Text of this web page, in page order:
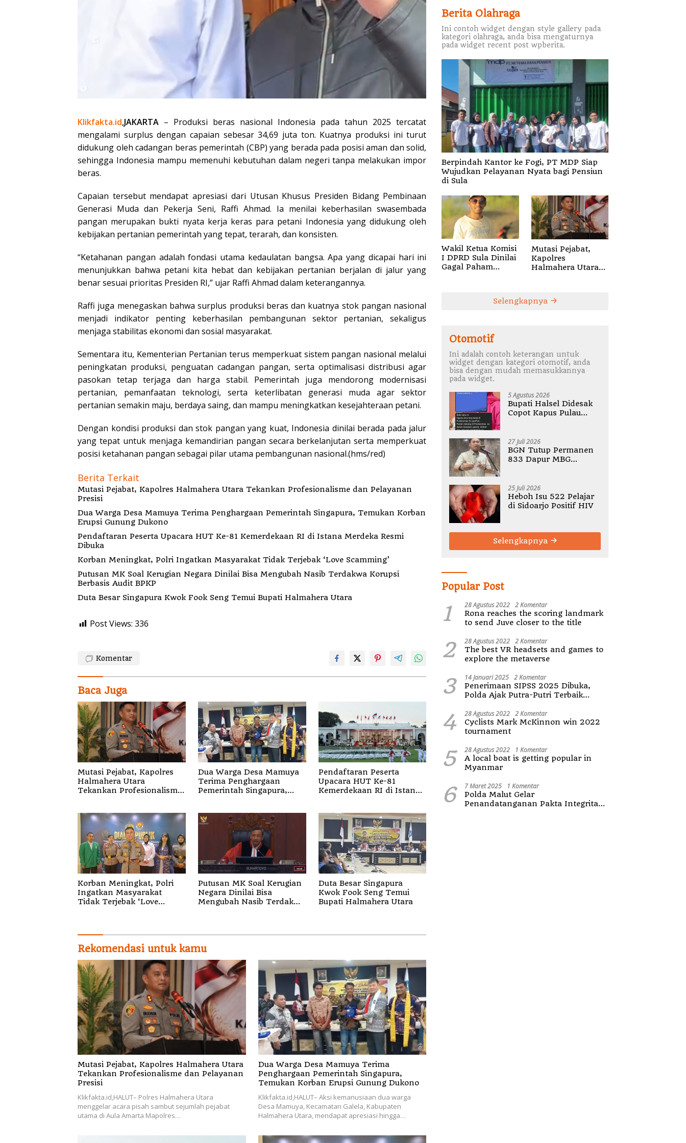
Klikfakta.id,JAKARTA – Produksi beras nasional Indonesia pada tahun 2025 tercatat
mengalami surplus dengan capaian sebesar 34,69 juta ton. Kuatnya produksi ini turut
didukung oleh cadangan beras pemerintah (CBP) yang berada pada posisi aman dan solid,
sehingga Indonesia mampu memenuhi kebutuhan dalam negeri tanpa melakukan impor
beras.
Capaian tersebut mendapat apresiasi dari Utusan Khusus Presiden Bidang Pembinaan
Generasi Muda dan Pekerja Seni, Raffi Ahmad. Ia menilai keberhasilan swasembada
pangan merupakan bukti nyata kerja keras para petani Indonesia yang didukung oleh
kebijakan pertanian pemerintah yang tepat, terarah, dan konsisten.
“Ketahanan pangan adalah fondasi utama kedaulatan bangsa. Apa yang dicapai hari ini
menunjukkan bahwa petani kita hebat dan kebijakan pertanian berjalan di jalur yang
benar sesuai prioritas Presiden RI,” ujar Raffi Ahmad dalam keterangannya.
Raffi juga menegaskan bahwa surplus produksi beras dan kuatnya stok pangan nasional
menjadi indikator penting keberhasilan pembangunan sektor pertanian, sekaligus
menjaga stabilitas ekonomi dan sosial masyarakat.
Sementara itu, Kementerian Pertanian terus memperkuat sistem pangan nasional melalui
peningkatan produksi, penguatan cadangan pangan, serta optimalisasi distribusi agar
pasokan tetap terjaga dan harga stabil. Pemerintah juga mendorong modernisasi
pertanian, pemanfaatan teknologi, serta keterlibatan generasi muda agar sektor
pertanian semakin maju, berdaya saing, dan mampu meningkatkan kesejahteraan petani.
Dengan kondisi produksi dan stok pangan yang kuat, Indonesia dinilai berada pada jalur
yang tepat untuk menjaga kemandirian pangan secara berkelanjutan serta memperkuat
posisi ketahanan pangan sebagai pilar utama pembangunan nasional.(hms/red)
Berita Terkait
Mutasi Pejabat, Kapolres Halmahera Utara Tekankan Profesionalisme dan Pelayanan
Presisi
Dua Warga Desa Mamuya Terima Penghargaan Pemerintah Singapura, Temukan Korban
Erupsi Gunung Dukono
Pendaftaran Peserta Upacara HUT Ke-81 Kemerdekaan RI di Istana Merdeka Resmi
Dibuka
Korban Meningkat, Polri Ingatkan Masyarakat Tidak Terjebak ‘Love Scamming’
Putusan MK Soal Kerugian Negara Dinilai Bisa Mengubah Nasib Terdakwa Korupsi
Berbasis Audit BPKP
Duta Besar Singapura Kwok Fook Seng Temui Bupati Halmahera Utara
Post Views: 336
Komentar
Baca Juga
Mutasi Pejabat, Kapolres
Halmahera Utara
Tekankan Profesionalisme
Dua Warga Desa Mamuya
Terima Penghargaan
Pemerintah Singapura,
Pendaftaran Peserta
Upacara HUT Ke-81
Kemerdekaan RI di Istana
Korban Meningkat, Polri
Ingatkan Masyarakat
Tidak Terjebak ‘Love
Putusan MK Soal Kerugian
Negara Dinilai Bisa
Mengubah Nasib Terdakwa
Duta Besar Singapura
Kwok Fook Seng Temui
Bupati Halmahera Utara
Rekomendasi untuk kamu
Mutasi Pejabat, Kapolres Halmahera Utara
Tekankan Profesionalisme dan Pelayanan
Presisi
Klikfakta.id,HALUT– Polres Halmahera Utara
menggelar acara pisah sambut sejumlah pejabat
utama di Aula Amarta Mapolres…
Dua Warga Desa Mamuya Terima
Penghargaan Pemerintah Singapura,
Temukan Korban Erupsi Gunung Dukono
Klikfakta.id,HALUT– Aksi kemanusiaan dua warga
Desa Mamuya, Kecamatan Galela, Kabupaten
Halmahera Utara, mendapat apresiasi hingga…
Berita Olahraga
Ini contoh widget dengan style gallery pada
kategori olahraga, anda bisa mengaturnya
pada widget recent post wpberita.
Berpindah Kantor ke Fogi, PT MDP Siap
Wujudkan Pelayanan Nyata bagi Pensiun
di Sula
Wakil Ketua Komisi
I DPRD Sula Dinilai
Gagal Paham
Mutasi Pejabat,
Kapolres
Halmahera Utara
Presisi
Selengkapnya
Otomotif
Ini adalah contoh keterangan untuk
widget dengan kategori otomotif, anda
bisa dengan mudah memasukkannya
pada widget.
5 Agustus 2026
Bupati Halsel Didesak
Copot Kapus Pulau
27 Juli 2026
BGN Tutup Permanen
833 Dapur MBG
Pelanggaran SOP
25 Juli 2026
Heboh Isu 522 Pelajar
di Sidoarjo Positif HIV
Selengkapnya
Popular Post
1 28 Agustus 2022 2 Komentar
Rona reaches the scoring landmark
to send Juve closer to the title
2 28 Agustus 2022 2 Komentar
The best VR headsets and games to
explore the metaverse
3 14 Januari 2025 2 Komentar
Penerimaan SIPSS 2025 Dibuka,
Polda Ajak Putra-Putri Terbaik
4 28 Agustus 2022 2 Komentar
Cyclists Mark McKinnon win 2022
tournament
5 28 Agustus 2022 1 Komentar
A local boat is getting popular in
Myanmar
6 7 Maret 2025 1 Komentar
Polda Malut Gelar
Penandatanganan Pakta Integritas